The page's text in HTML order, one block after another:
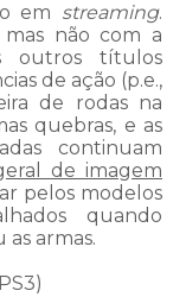
em streaming.
mas não com a
outros títulos
de ação (p.e.,
de rodas na
quebras, e as
continuam
de imagem
pelos modelos
quando
armas.